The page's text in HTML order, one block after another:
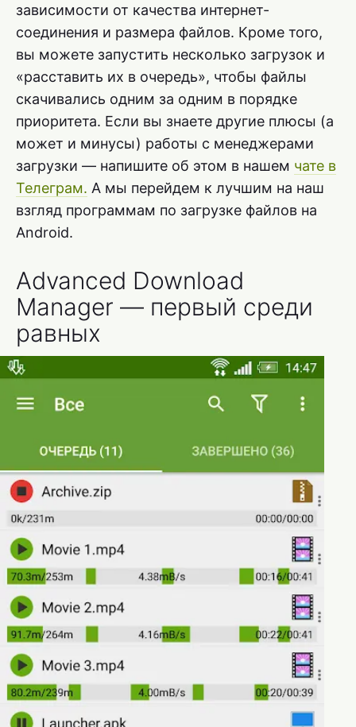
зависимости от качества интернет-
соединения и размера файлов. Кроме того,
вы можете запустить несколько загрузок и
«расставить их в очередь», чтобы файлы
скачивались одним за одним в порядке
приоритета. Если вы знаете другие плюсы (а
может и минусы) работы с менеджерами
загрузки — напишите об этом в нашем чате в
Телеграм. А мы перейдем к лучшим на наш
взгляд программам по загрузке файлов на
Android.
Advanced Download
Manager — первый среди
равных